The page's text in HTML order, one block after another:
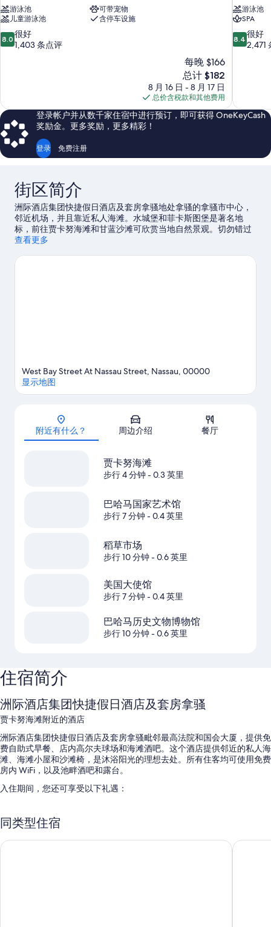
游泳池
可带宠物
儿童游泳池
含停车设施
8.0
分，
1,403
条
点
评
8.0 很好
1,403 条点评
每晚 $166
新
价
格
$182
总计 $182
8 月 16 日 - 8 月 17 日
总价含税款和其他费用
游泳池
SPA
8.4
分，
2,471
条
8.4 很好
2,471
登录帐户并从数千家住宿中进行预订，即可获得 OneKeyCash
奖励金。更多奖励，更多精彩！
登录 免费注册
街区简介
洲际酒店集团快捷假日酒店及套房拿骚地处拿骚的拿骚市中心，
邻近机场，并且靠近私人海滩。水城堡和菲卡斯图堡是著名地
标，前往贾卡努海滩和甘蓝沙滩可欣赏当地自然景观。切勿错过
水上冒险乐园。您可就近选择划皮艇、水肺潜水和浮潜，体验该
问我们的拿骚旅行指南
查看更多
地图
West Bay Street At Nassau Street, Nassau, 00000
显示地图
附近有什么？ 周边介绍 餐厅
贾卡努海滩
步行 4 分钟- 0.3 英里
巴哈马国家艺术馆
步行 7 分钟- 0.4 英里
稻草市场
步行 10 分钟- 0.6 英里
美国大使馆
步行 7 分钟- 0.4 英里
巴哈马历史文物博物馆
步行 10 分钟- 0.6 英里
住宿简介
洲际酒店集团快捷假日酒店及套房拿骚
贾卡努海滩附近的酒店
洲际酒店集团快捷假日酒店及套房拿骚毗邻最高法院和国会大厦，提供免
费自助式早餐、店内高尔夫球场和海滩酒吧。这个酒店提供邻近的私人海
滩、海滩小屋和沙滩椅，是沐浴阳光的理想去处。所有住客均可使用免费
房内 WiFi，以及池畔酒吧和露台。
入住期间，您还可享受以下礼遇：
自助停车（收费）、快速退房和大堂咖啡/茶
无烟场所、礼宾服务和电梯
同类型住宿
拿骚市中心贾卡努海滩万怡酒店 拿索希